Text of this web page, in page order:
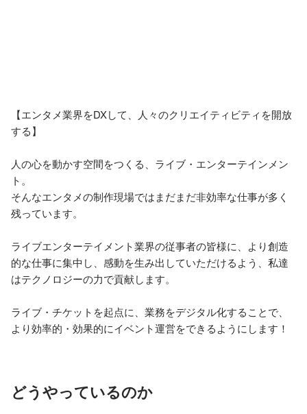
【エンタメ業界をDXして、人々のクリエイティビティを開放
する】
人の心を動かす空間をつくる、ライブ・エンターテインメン
ト。
そんなエンタメの制作現場ではまだまだ非効率な仕事が多く
残っています。
ライブエンターテイメント業界の従事者の皆様に、より創造
的な仕事に集中し、感動を生み出していただけるよう、私達
はテクノロジーの力で貢献します。
ライブ・チケットを起点に、業務をデジタル化することで、
より効率的・効果的にイベント運営をできるようにします！
どうやっているのか